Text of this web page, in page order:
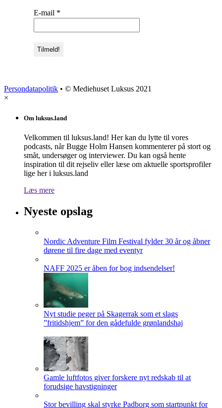
E-mail *
Persondatapolitik • © Mediehuset Luksus 2021
×
Om luksus.land
Velkommen til luksus.land! Her kan du lytte til vores
podcasts, når Bugge Holm Hansen kommenterer på stort og
småt, undersøger og interviewer. Du kan også hente
inspiration til dit rejseliv eller læse om aktuelle sportsprofiler
lige her i luksus.land
Læs mere
Nyeste opslag
Nordic Adventure Film Festival fylder 30 år og åbner
dørene til fire dage med eventyr
NAFF 2025 er åben for bog indsendelser!
Nyt studie peger på Skagerrak som et slags
”fritidshjem” for den gådefulde grønlandshaj
Gamle luftfotos giver forskere nyt redskab til at
forudsige havstigninger
Stor bevilling skal styrke Padborg som startpunkt for